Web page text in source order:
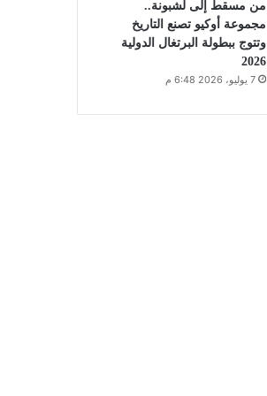
من مسقط إلى لشبونة..
مجموعة أوكيو تصنع التاريخ
وتتوج ببطولة البرتغال الدولية
2026
7 يوليو، 2026 6:48 م